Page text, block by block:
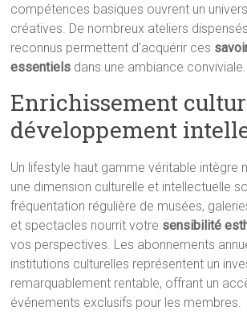
compétences basiques ouvrent un
créatives. De nombreux ateliers
reconnus permettent d’acquérir ces
essentiels dans une ambiance conviviale.
Enrichissement
développement
Un lifestyle haut gamme véritable intègre
une dimension culturelle et intellectuelle
fréquentation régulière de musées,
et spectacles nourrit votre sensibilité
vos perspectives. Les abonnements
institutions culturelles représentent un
remarquablement rentable, offrant un
événements exclusifs pour les membres.